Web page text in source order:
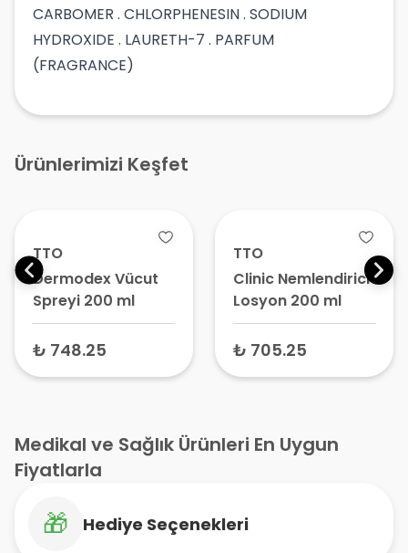
CARBOMER . CHLORPHENESIN . SODIUM
HYDROXIDE . LAURETH-7 . PARFUM
(FRAGRANCE)
Ürünlerimizi Keşfet
TTO
Clinic Nemlendirici
Losyon 200 ml
₺ 705.25
ARMİLDA
Vücut
Nemlendiricisi ve
Onarıcı Bakım
Kremi 200 ml
₺ 671.95
Medikal ve Sağlık Ürünleri En Uygun
Fiyatlarla
🎁 Hediye Seçenekleri